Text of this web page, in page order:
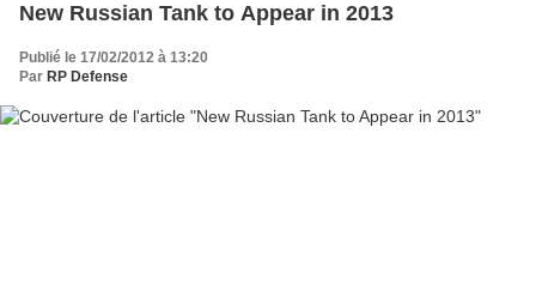
New Russian Tank to Appear in 2013
Publié le 17/02/2012 à 13:20
Par RP Defense